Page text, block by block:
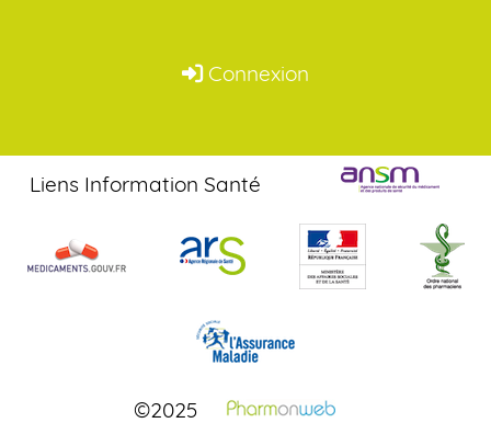
Connexion
Liens Information Santé
©2025